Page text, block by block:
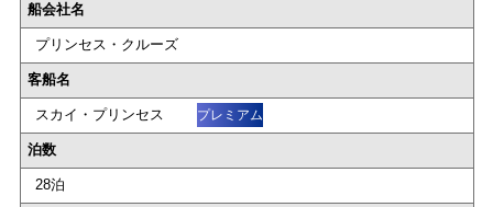
船会社名
プリンセス・クルーズ
客船名
スカイ・プリンセス プレミアム
泊数
28泊